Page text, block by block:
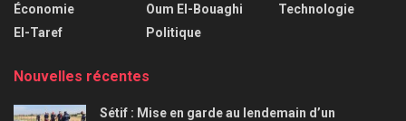
Économie
El-Taref
Oum El-Bouaghi
Politique
Technologie
Nouvelles récentes
Sétif : Mise en garde au lendemain d’un